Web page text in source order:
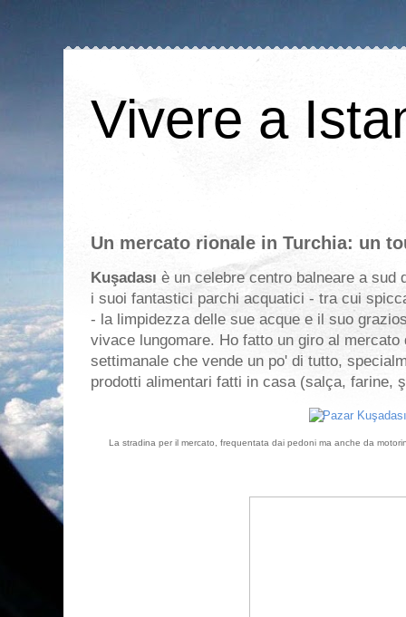
Vivere a
Un mercato rionale in Turchia: un
Kuşadası è un celebre centro balneare a
i suoi fantastici parchi acquatici - tra cui
- la limpidezza delle sue acque e il suo
vivace lungomare. Ho fatto un giro al
settimanale che vende un po' di tutto,
prodotti alimentari fatti in casa (salça, farine,
La stradina per il mercato, frequentata dai pedoni ma anche da